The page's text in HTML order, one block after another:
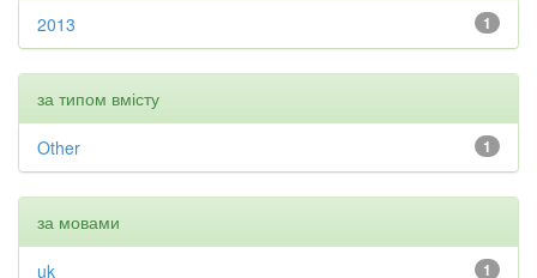
1
2013
за типом вмісту
1
Other
за мовами
1
uk